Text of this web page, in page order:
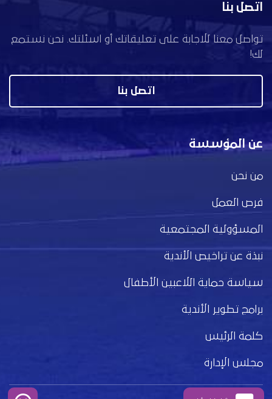
اتصل بنا
تواصل معنا للاجابة على تعليقاتك أو اسئلتك. نحن نستمع
لك!
اتصل بنا
عن المؤسسة
من نحن
فرص العمل
المسؤولية المجتمعية
نبذة عن تراخيص الأندية
سياسة حماية اللاعبين الأطفال
برامج تطوير الأندية
كلمة الرئيس
مجلس الإدارة